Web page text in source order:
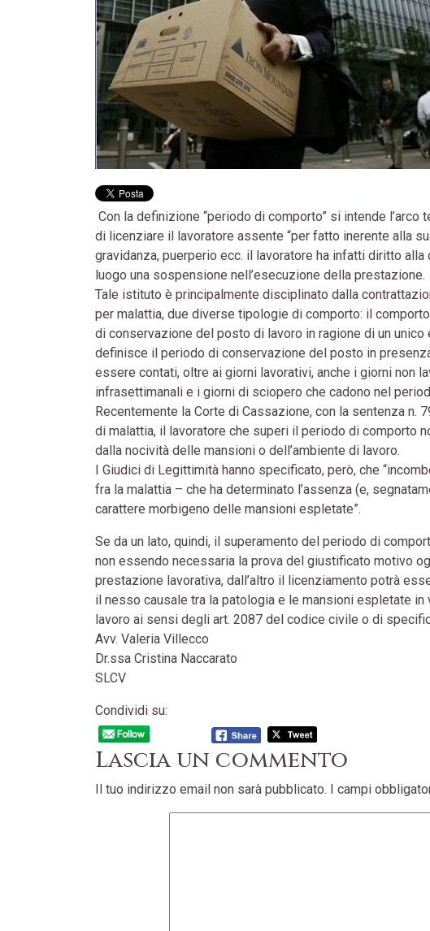
Con la definizione “periodo di comporto” si intende
di licenziare il lavoratore assente “per fatto inerente alla
gravidanza, puerperio ecc. il lavoratore ha infatti diritto
luogo una sospensione nell’esecuzione della prestazione.
Tale istituto è principalmente disciplinato dalla
per malattia, due diverse tipologie di comporto: il
di conservazione del posto di lavoro in ragione di un
definisce il periodo di conservazione del posto in
essere contati, oltre ai giorni lavorativi, anche i giorni non
infrasettimanali e i giorni di sciopero che cadono nel
Recentemente la Corte di Cassazione, con la sentenza
di malattia, il lavoratore che superi il periodo di comporto
dalla nocività delle mansioni o dell’ambiente di lavoro.
I Giudici di Legittimità hanno specificato, però, che
fra la malattia – che ha determinato l’assenza (e,
carattere morbigeno delle mansioni espletate”.
Se da un lato, quindi, il superamento del periodo di
non essendo necessaria la prova del giustificato motivo
prestazione lavorativa, dall’altro il licenziamento potrà
il nesso causale tra la patologia e le mansioni espletate
lavoro ai sensi degli art. 2087 del codice civile o di
Avv. Valeria Villecco
Dr.ssa Cristina Naccarato
SLCV
Condividi su:
Lascia un commento
Il tuo indirizzo email non sarà pubblicato. I campi